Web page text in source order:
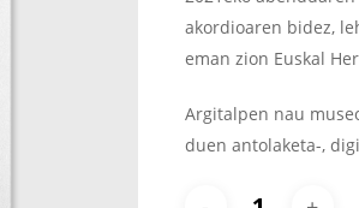
akordioaren bidez,
eman zion Euskal
Argitalpen nau
duen antolaketa-,